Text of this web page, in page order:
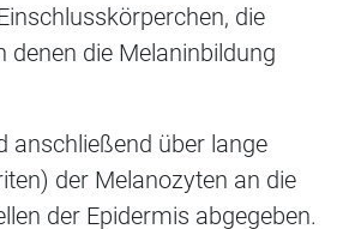
die
denen die Melaninbildung
anschließend über lange
der Melanozyten an die
der Epidermis abgegeben.